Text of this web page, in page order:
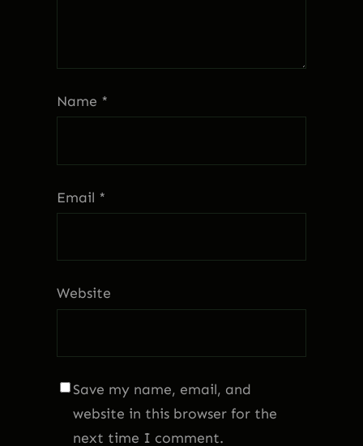
Name *
Email *
Website
Save my name, email, and
website in this browser for the
next time I comment.